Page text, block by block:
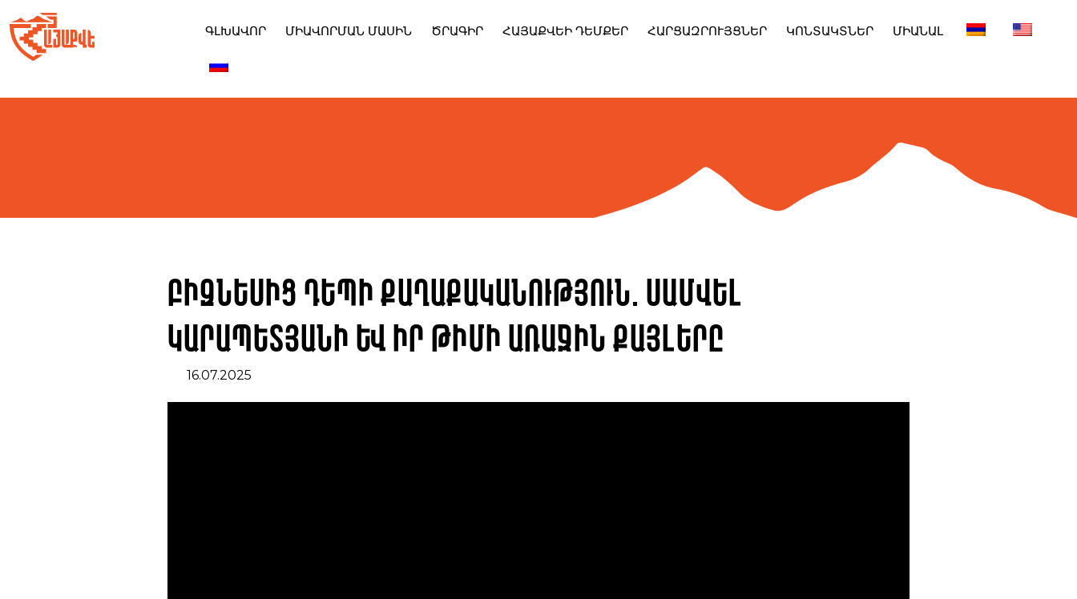
to
content
ԳԼԽԱՎՈՐ ՄԻԱՎՈՐՄԱՆ ՄԱՍԻՆ ԾՐԱԳԻՐ ՀԱՅԱՔՎԵԻ ԴԵՄՔԵՐ ՀԱՐՑԱԶՐՈՒՅՑՆԵՐ ԿՈՆՏԱԿՏՆԵՐ ՄԻԱՆԱԼ
Բիզնեսից դեպի քաղաքականություն. Սամվել
Կարապետյանի և իր թիմի առաջին քայլերը
16.07.2025